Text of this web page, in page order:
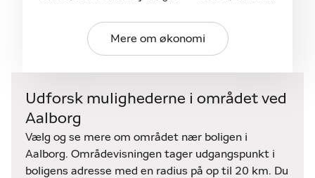
renovering med nyt tag og nye vinduer, og for nylig
er ejendommen hulmursisoleret, hvilket bidrager til
et lavt energiforbrug og et behageligt indeklima. Til
lejligheden hører desuden et praktisk pulterrum i
kælderen med god opbevaringsplads.
En virkelig indflytningsklar perle i et af Aalborgs
bedste kvarterer – perfekt til både singlen, parret
eller som en attraktiv investering.
Mere om økonomi
Udforsk mulighederne i området ved
Aalborg
Vælg og se mere om området nær boligen i
Aalborg. Områdevisningen tager udgangspunkt i
boligens adresse med en radius på op til 20 km. Du